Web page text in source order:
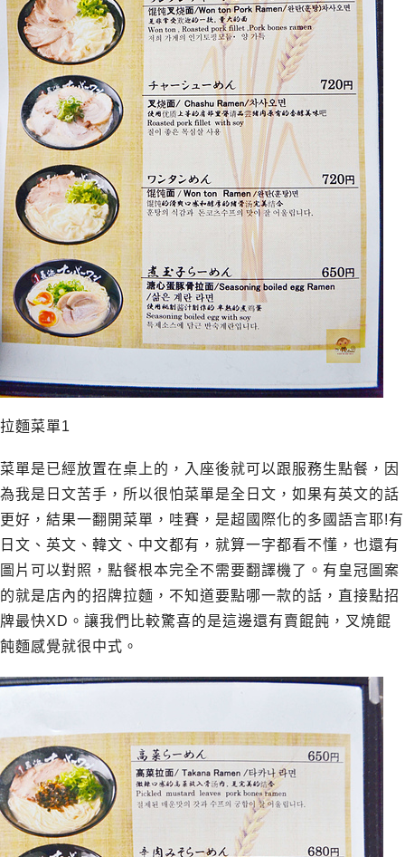
拉麵菜單1
菜單是已經放置在桌上的，入座後就可以跟服務生點餐，因
為我是日文苦手，所以很怕菜單是全日文，如果有英文的話
更好，結果一翻開菜單，哇賽，是超國際化的多國語言耶!有
日文、英文、韓文、中文都有，就算一字都看不懂，也還有
圖片可以對照，點餐根本完全不需要翻譯機了。有皇冠圖案
的就是店內的招牌拉麵，不知道要點哪一款的話，直接點招
牌最快XD。讓我們比較驚喜的是這邊還有賣餛飩，叉燒餛
飩麵感覺就很中式。